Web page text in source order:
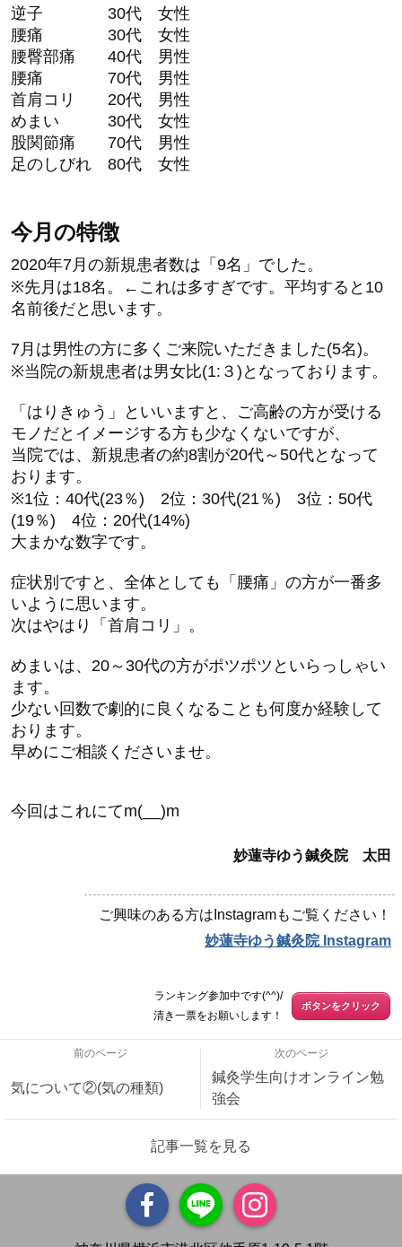
逆子 30代 女性
腰痛 30代 女性
腰臀部痛 40代 男性
腰痛 70代 男性
首肩コリ 20代 男性
めまい 30代 女性
股関節痛 70代 男性
足のしびれ 80代 女性
今月の特徴
2020年7月の新規患者数は「9名」でした。
※先月は18名。←これは多すぎです。平均すると10
名前後だと思います。
7月は男性の方に多くご来院いただきました(5名)。
※当院の新規患者は男女比(1:３)となっております。
「はりきゅう」といいますと、ご高齢の方が受ける
モノだとイメージする方も少なくないですが、
当院では、新規患者の約8割が20代～50代となって
おります。
※1位：40代(23％) 2位：30代(21％) 3位：50代
(19％) 4位：20代(14%)
大まかな数字です。
症状別ですと、全体としても「腰痛」の方が一番多
いように思います。
次はやはり「首肩コリ」。
めまいは、20～30代の方がポツポツといらっしゃい
ます。
少ない回数で劇的に良くなることも何度か経験して
おります。
早めにご相談くださいませ。
今回はこれにてm(__)m
妙蓮寺ゆう鍼灸院 太田
ご興味のある方はInstagramもご覧ください！
妙蓮寺ゆう鍼灸院 Instagram
ランキング参加中です(^^)/
清き一票をお願いします！
ボタンをクリック
前のページ
気について②(気の種類)
次のページ
鍼灸学生向けオンライン勉
強会
記事一覧を見る